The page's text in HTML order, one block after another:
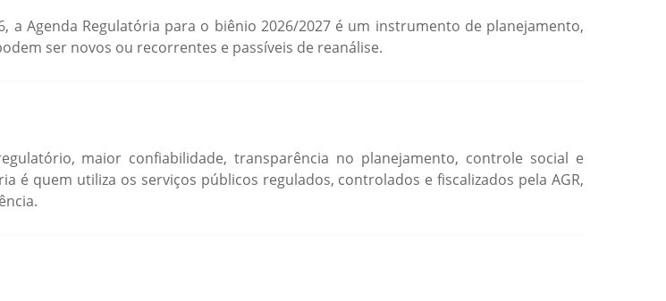
a Agenda Regulatória para o biênio 2026/2027 é um instrumento de planejamento,
ser novos ou recorrentes e passíveis de reanálise.
maior confiabilidade, transparência no planejamento, controle social e
é quem utiliza os serviços públicos regulados, controlados e fiscalizados pela AGR,